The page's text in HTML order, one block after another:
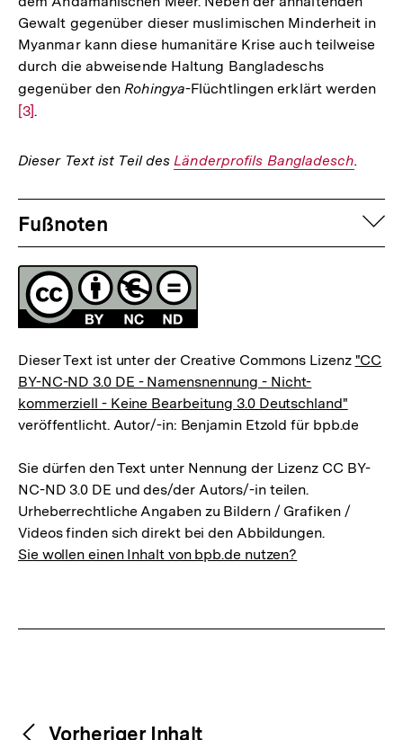
Gewalt gegenüber dieser muslimischen Minderheit in
Myanmar kann diese humanitäre Krise auch teilweise
durch die abweisende Haltung Bangladeschs
gegenüber denRohingya-Flüchtlingen erklärt werden
[3].
Dieser Text ist Teil desInterner
Länderprofils Bangladesch.
Fussnoten
Fußnoten
Lizenz
Dieser Text ist unter der Creative Commons Lizenz "CC
BY-NC-ND 3.0 DE - Namensnennung - Nicht-
kommerziell - Keine Bearbeitung 3.0 Deutschland"
veröffentlicht. Autor/-in: Benjamin Etzold für bpb.de
Sie dürfen den Text unter Nennung der Lizenz CC BY-
NC-ND 3.0 DE und des/der Autors/-in teilen.
Urheberrechtliche Angaben zu Bildern / Grafiken /
Videos finden sich direkt bei den Abbildungen.
Sie wollen einen Inhalt von bpb.de nutzen?
Content-
Vorheriger Inhalt